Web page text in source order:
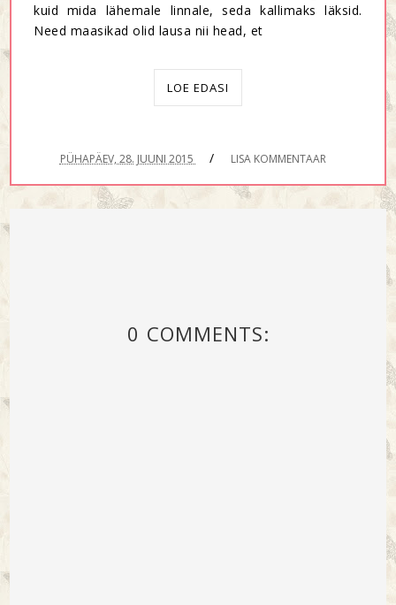
kuid mida lähemale linnale, seda kallimaks läksid.
Need maasikad olid lausa nii head, et
LOE EDASI
PÜHAPÄEV, 28. JUUNI 2015 / LISA KOMMENTAAR
0 COMMENTS: